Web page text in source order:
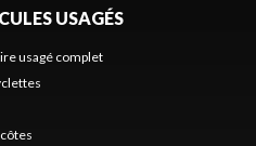
USAGÉS
usagé complet